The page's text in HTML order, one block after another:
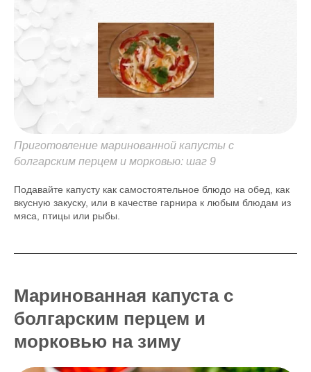
Приготовление маринованной капусты с
болгарским перцем и морковью: шаг 9
Подавайте капусту как самостоятельное блюдо на обед, как
вкусную закуску, или в качестве гарнира к любым блюдам из
мяса, птицы или рыбы.
Маринованная капуста с
болгарским перцем и
морковью на зиму